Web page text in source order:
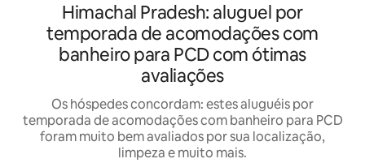
Himachal Pradesh: aluguel por
temporada de acomodações com
banheiro para PCD com ótimas
avaliações
Os hóspedes concordam: estes aluguéis por
temporada de acomodações com banheiro para PCD
foram muito bem avaliados por sua localização,
limpeza e muito mais.